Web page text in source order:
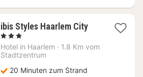
ibis Styles Haarlem City1
ab
, 3 Sterne
Hotel in Haarlem · 1.8 Km vom
Stadtzentrum
20 Minuten zum Strand